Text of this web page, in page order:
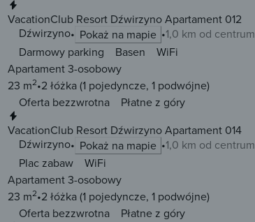
VacationClub Resort Dźwirzyno Apartament 012
Dźwirzyno
Pokaż na mapie 1,0 km od centrum
Darmowy parking
Basen
WiFi
Apartament 3-osobowy
23 m2 2 łóżka(1 pojedyncze, 1 podwójne)
Oferta bezzwrotna
Płatne z góry
VacationClub Resort Dźwirzyno Apartament 014
Dźwirzyno
Pokaż na mapie 1,0 km od centrum
Plac zabaw
WiFi
Apartament 3-osobowy
23 m2 2 łóżka(1 pojedyncze, 1 podwójne)
Oferta bezzwrotna
Płatne z góry